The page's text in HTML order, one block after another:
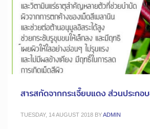
สารสกัดจากกระเจี๊ยบแดง ส่วนประกอ
TUESDAY, 14 AUGUST 2018 BYADMIN